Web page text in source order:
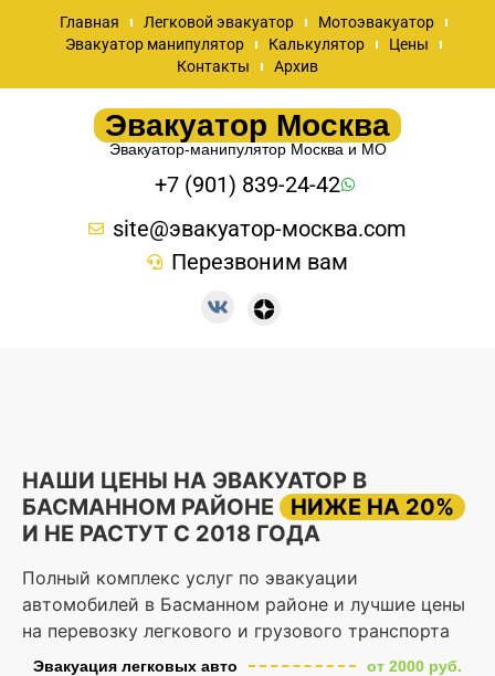
Главная Легковой эвакуатор
Мотоэвакуатор
Эвакуатор манипулятор
Калькулятор
Цены
Контакты
Архив
Эвакуатор Москва
Эвакуатор-манипулятор Москва и МО
+7 (901) 839-24-42
site@эвакуатор-москва.com
Перезвоним вам
НАШИ ЦЕНЫ НА ЭВАКУАТОР В
БАСМАННОМ РАЙОНЕ
НИЖЕ НА 20%
И НЕ РАСТУТ С 2018 ГОДА
Полный комплекс услуг по эвакуации
автомобилей в Басманном районе и лучшие цены
на перевозку легкового и грузового транспорта
Эвакуация легковых авто от 2000 руб.